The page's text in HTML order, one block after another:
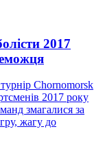
2017
Chornomorsk
2017 року
змагалися за
жагу до